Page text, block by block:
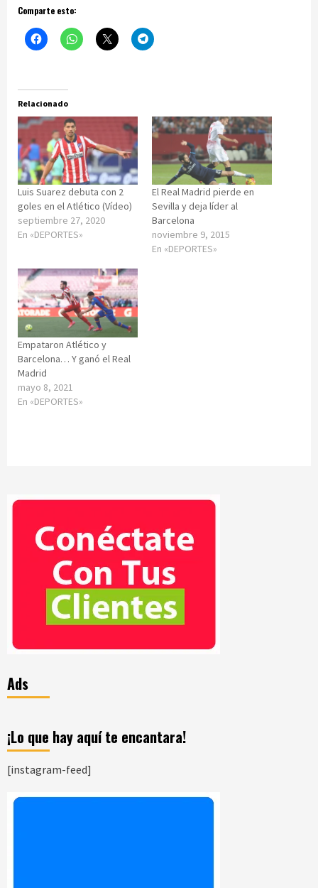
Comparte esto:
Relacionado
Luis Suarez debuta con 2
goles en el Atlético (Vídeo)
septiembre 27, 2020
En «DEPORTES»
El Real Madrid pierde en
Sevilla y deja líder al
Barcelona
noviembre 9, 2015
En «DEPORTES»
Empataron Atlético y
Barcelona… Y ganó el Real
Madrid
mayo 8, 2021
En «DEPORTES»
Ads
¡Lo que hay aquí te encantara!
[instagram-feed]